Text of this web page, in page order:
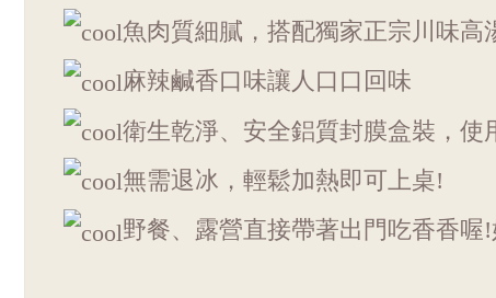
魚肉質細膩，搭配獨家正宗川味高
麻辣鹹香口味讓人口口回味
衛生乾淨、安全鋁質封膜盒裝，使
無需退冰，輕鬆加熱即可上桌!
野餐、露營直接帶著出門吃香香喔